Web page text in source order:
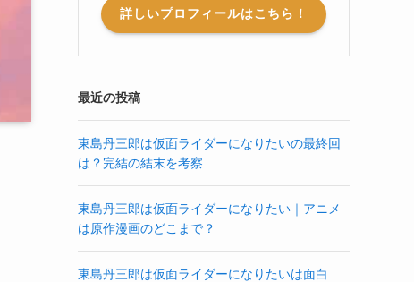
詳しいプロフィールはこちら！
最近の投稿
東島丹三郎は仮面ライダーになりたいの最終回
は？完結の結末を考察
東島丹三郎は仮面ライダーになりたい｜アニメ
は原作漫画のどこまで？
東島丹三郎は仮面ライダーになりたいは面白